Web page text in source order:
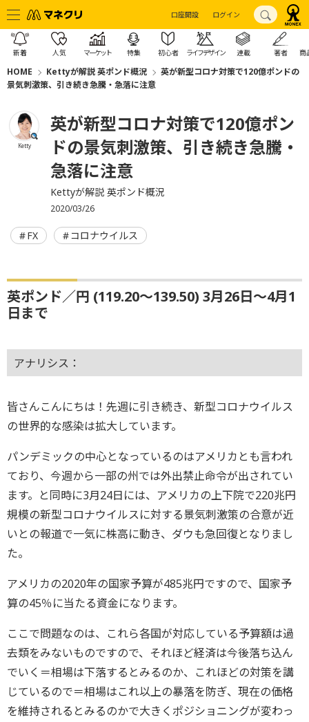
口座開設 ログイン
新着 人気 マーケット 特集 初心者 ライフデザイン 連載 著者 商
HOME Kettyが解説 英ポンド概況
英が新型コロナ対策で120億ポンドの
景気刺激策、引き続き急騰・急落に注意
Ketty
英が新型コロナ対策で120億ポン
ドの景気刺激策、引き続き急騰・
急落に注意
Kettyが解説 英ポンド概況
2020/03/26
FX コロナウイルス
英ポンド／円 (119.20～139.50) 3月26日〜4月1
日まで
アナリシス：
皆さんこんにちは！先週に引き続き、新型コロナウイルス
の世界的な感染は拡大しています。
パンデミックの中心となっているのはアメリカとも言われ
ており、今週から一部の州では外出禁止命令が出されてい
ます。と同時に3月24日には、アメリカの上下院で220兆円
規模の新型コロナウイルスに対する景気刺激策の合意が近
いとの報道で一気に株高に動き、ダウも急回復となりまし
た。
アメリカの2020年の国家予算が485兆円ですので、国家予
算の45％に当たる資金になります。
ここで問題なのは、これら各国が対応している予算額は過
去類をみないものですので、それほど経済は今後落ち込ん
でいく＝相場は下落するとみるのか、これほどの対策を講
じているので＝相場はこれ以上の暴落を防ぎ、現在の価格
を維持されるとみるのかで大きくポジショニングが変わっ